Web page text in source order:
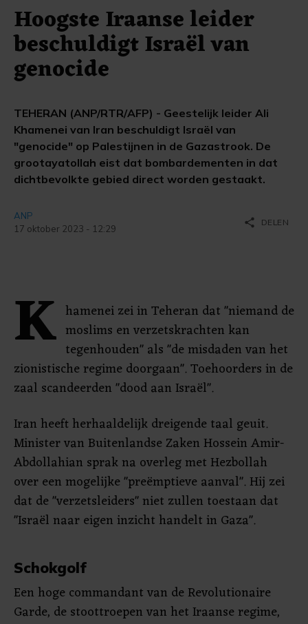
Hoogste Iraanse leider
beschuldigt Israël van
genocide
TEHERAN (ANP/RTR/AFP) - Geestelijk leider Ali
Khamenei van Iran beschuldigt Israël van
"genocide" op Palestijnen in de Gazastrook. De
grootayatollah eist dat bombardementen in dat
dichtbevolkte gebied direct worden gestaakt.
ANP
17 oktober 2023 - 12:29
share DELEN
K hamenei zei in Teheran dat "niemand de
moslims en verzetskrachten kan
tegenhouden" als "de misdaden van het
zionistische regime doorgaan". Toehoorders in de
zaal scandeerden "dood aan Israël".
Iran heeft herhaaldelijk dreigende taal geuit.
Minister van Buitenlandse Zaken Hossein Amir-
Abdollahian sprak na overleg met Hezbollah
over een mogelijke "preëmptieve aanval". Hij zei
dat de "verzetsleiders" niet zullen toestaan dat
"Israël naar eigen inzicht handelt in Gaza".
Schokgolf
Een hoge commandant van de Revolutionaire
Garde, de stoottroepen van het Iraanse regime,